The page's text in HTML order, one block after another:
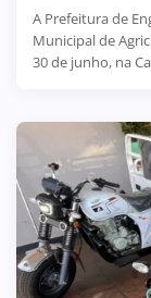
A Prefeitura de
Municipal de
30 de junho, na